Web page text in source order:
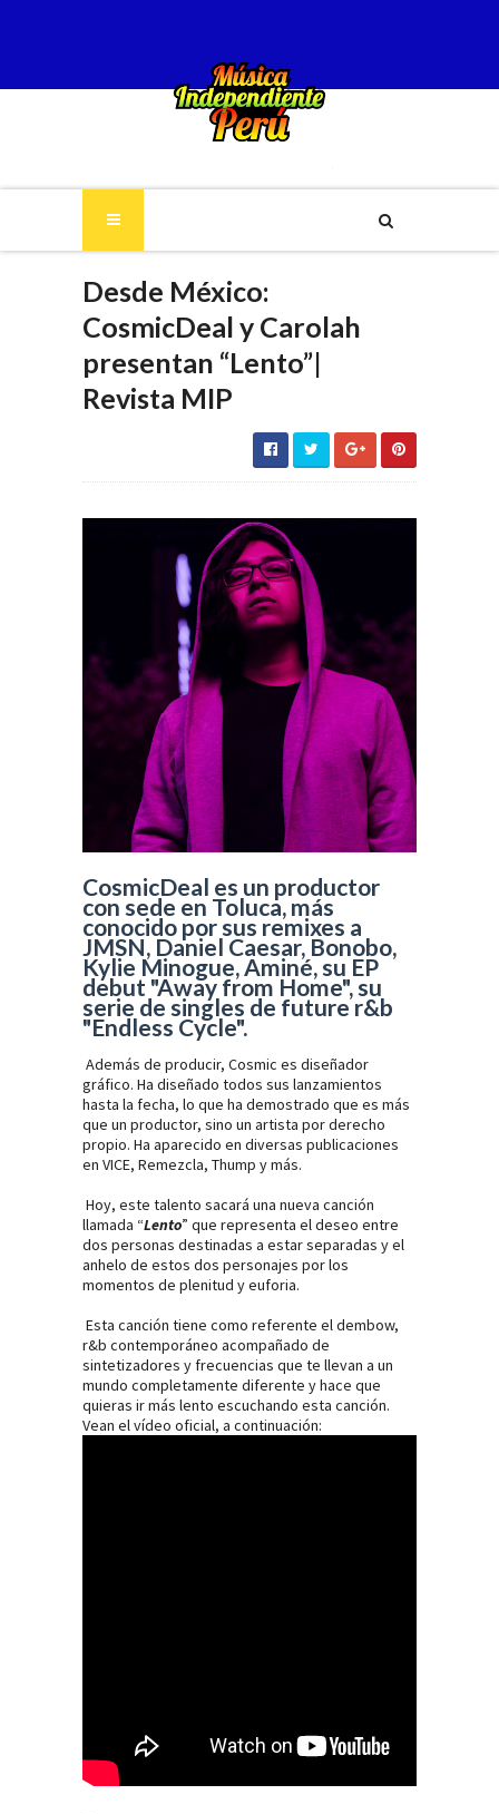
Desde México:
CosmicDeal y Carolah
presentan “Lento”|
Revista MIP
CosmicDeal es un productor
con sede en Toluca, más
conocido por sus remixes a
JMSN, Daniel Caesar, Bonobo,
Kylie Minogue, Aminé, su EP
debut "Away from Home", su
serie de singles de future r&b
"Endless Cycle".
Además de producir, Cosmic es diseñador
gráfico. Ha diseñado todos sus lanzamientos
hasta la fecha, lo que ha demostrado que es más
que un productor, sino un artista por derecho
propio. Ha aparecido en diversas publicaciones
en VICE, Remezcla, Thump y más.
Hoy, este talento sacará una nueva canción
llamada “Lento” que representa el deseo entre
dos personas destinadas a estar separadas y el
anhelo de estos dos personajes por los
momentos de plenitud y euforia.
Esta canción tiene como referente el dembow,
r&b contemporáneo acompañado de
sintetizadores y frecuencias que te llevan a un
mundo completamente diferente y hace que
quieras ir más lento escuchando esta canción.
Vean el vídeo oficial, a continuación: